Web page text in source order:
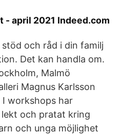
- april 2021 Indeed.com
och råd i din familj
Det kan handla om.
Malmö
Magnus Karlsson
workshops har
och pratat kring
och unga möjlighet